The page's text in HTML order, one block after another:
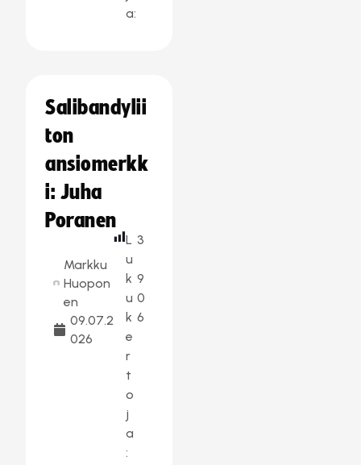
a:
Salibandylii
ton
ansiomerkk
i: Juha
Poranen
Markku
Huopon
en
09.07.2
026
L
u
k
u
k
e
r
t
o
j
a
:
3
9
0
6